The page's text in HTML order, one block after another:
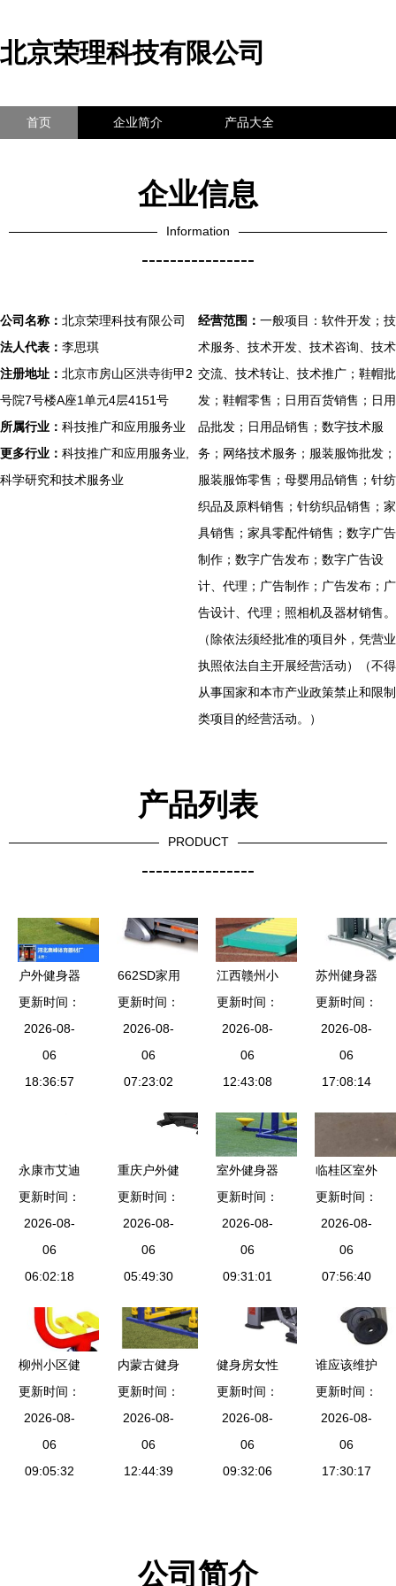
北京荣理科技有限公司
首页 企业简介 产品大全
企业信息
Information
----------------
公司名称： 北京荣理科技有限公司
法人代表： 李思琪
注册地址： 北京市房山区洪寺街甲2
号院7号楼A座1单元4层4151号
所属行业： 科技推广和应用服务业
更多行业： 科技推广和应用服务业,
科学研究和技术服务业
经营范围： 一般项目：软件开发；技
术服务、技术开发、技术咨询、技术
交流、技术转让、技术推广；鞋帽批
发；鞋帽零售；日用百货销售；日用
品批发；日用品销售；数字技术服
务；网络技术服务；服装服饰批发；
服装服饰零售；母婴用品销售；针纺
织品及原料销售；针纺织品销售；家
具销售；家具零配件销售；数字广告
制作；数字广告发布；数字广告设
计、代理；广告制作；广告发布；广
告设计、代理；照相机及器材销售。
（除依法须经批准的项目外，凭营业
执照依法自主开展经营活动）（不得
从事国家和本市产业政策禁止和限制
类项目的经营活动。）
产品列表
PRODUCT
----------------
户外健身器
材现货销售
指南 如何
选择值得信
赖的生产厂
更新时间：
2026-08-
06
18:36:57
662SD家用
跑步机 小
巧智能，家
庭健身的理
想选择
更新时间：
2026-08-
06
07:23:02
江西赣州小
区健身器材
价格解析
社区公园
DC251太极
健康
更新时间：
2026-08-
06
12:43:08
苏州健身器
材产业 从
批发到厂家
的全面解析
更新时间：
2026-08-
06
17:08:14
永康市艾迪
工贸 多元
健身器材产
品一览，打
造家庭与商
验
更新时间：
2026-08-
06
06:02:18
重庆户外健
身器材 维
尔健身器材
健身器材
更新时间：
2026-08-
06
05:49:30
室外健身器
材价格与选
购指南 双
人坐蹬器与
两联单杠图
更新时间：
2026-08-
06
09:31:01
临桂区室外
健身器材全
解析 安全
健身知多点
更新时间：
2026-08-
06
07:56:40
柳州小区健
身器材优选
宏励厂家的
优质规格与
价格详解
更新时间：
2026-08-
06
09:05:32
内蒙古健身
器材 品质
保障，价格
透明之选
更新时间：
2026-08-
06
12:44:39
健身房女性
常用健身器
械详细图解
更新时间：
2026-08-
06
09:32:06
谁应该维护
社区的健身
器材
更新时间：
2026-08-
06
17:30:17
公司简介